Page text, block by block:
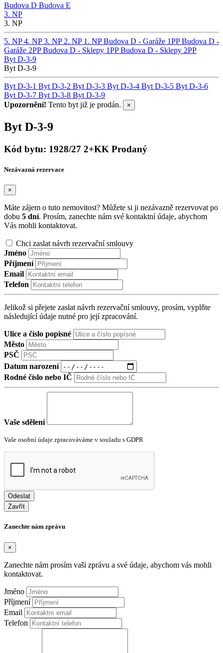
Budova D Budova E
3. NP
3. NP
5. NP4. NP3. NP 2. NP 1. NPBudova D - Garáže 1PPBudova D -
Garáže 2PPBudova D - Sklepy 1PPBudova D - Sklepy 2PP
Byt D-3-9
Byt D-3-9
Byt D-3-1 Byt D-3-2 Byt D-3-3 Byt D-3-4 Byt D-3-5 Byt D-3-6
Byt D-3-7 Byt D-3-8 Byt D-3-9
Upozornění! Tento byt již je prodán. ×
Byt D-3-9
Kód bytu: 1928/27 2+KK Prodaný
Nezávazná rezervace
×
Máte zájem o tuto nemovitost? Můžete si ji nezávazně rezervovat po
dobu 5 dní. Prosím, zanechte nám své kontaktní údaje, abychom
Vás mohli kontaktovat.
Chci zaslat návrh rezervační smlouvy
Jméno
Příjmení
Email
Telefon
Jelikož si přejete zaslat návrh rezervační smlouvy, prosím, vyplňte
následující údaje nutné pro její zpracování.
Ulice a číslo popisné
Město
PSČ
Datum narození
Rodné číslo nebo IČ
Vaše sdělení
Vaše osobní údaje zpracováváme v souladu s GDPR
Odeslat
Zavřít
Zanechte nám zprávu
×
Zanechte nám prosím vaši zprávu a své údaje, abychom vás mohli
kontaktovat.
Jméno
Příjmení
Email
Telefon